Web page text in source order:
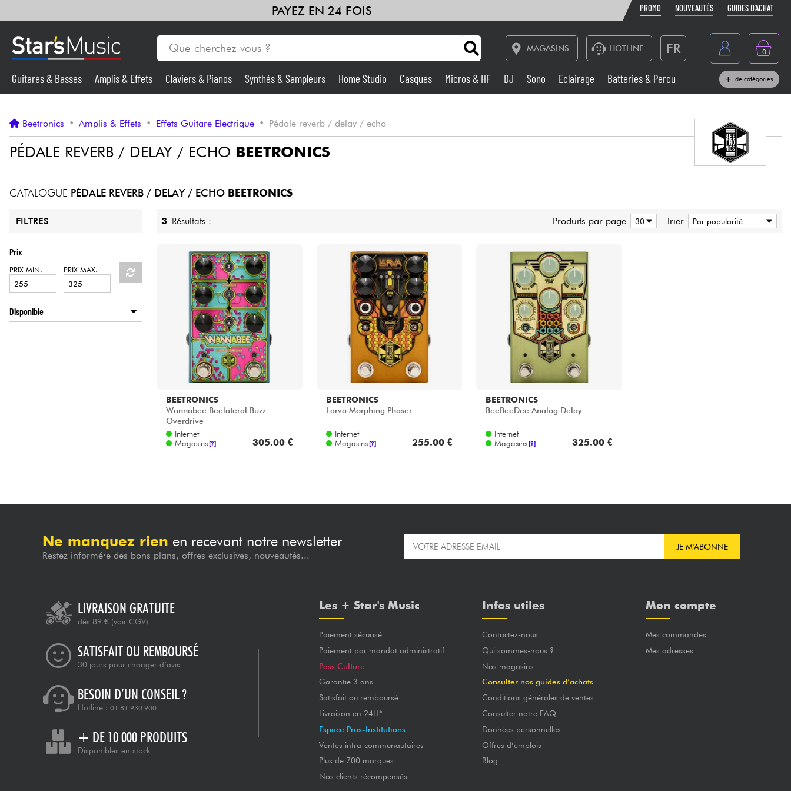
PAYEZ EN 24 FOIS PROMO NOUVEAUTÉS GUIDES D'ACHAT
MAGASINS HOTLINE FR
Belgique
België
0
Synthés & Sampleurs Home Studio Casques
HiFi
Voir nos marques
Guitares & Basses Amplis & Effets Claviers & Pianos Synthés & Sampleurs Home Studio Casques Micros & HF DJ Sono Eclairage
Batteries & Percu
de catégories
Beetronics • Amplis & Effets • Effets Guitare Electrique • Pédale reverb / delay / echo
PÉDALE REVERB / DELAY / ECHO BEETRONICS
CATALOGUE PÉDALE REVERB / DELAY / ECHO BEETRONICS
FILTRES
Prix
PRIX MIN. PRIX MAX.
Disponible
3 Résultats : Produits par page Trier
BEETRONICS
Wannabee Beelateral Buzz
Overdrive
Internet
Magasins[?] 305.00 €
BEETRONICS
Larva Morphing Phaser
Internet
Magasins [?] 255.00 €
BEETRONICS
BeeBeeDee Analog Delay
Internet
Magasins[?] 325.00 €
Ne manquez rien en recevant notre newsletter
Restez informé·e des bons plans, offres exclusives, nouveautés...
JE M'ABONNE
LIVRAISON GRATUITE
dès 89 € (voir CGV)
SATISFAIT OU REMBOURSÉ
30 jours pour changer d’avis
BESOIN D’UN CONSEIL ?
Hotline : 01 81 930 900
+ DE 10 000 PRODUITS
Disponibles en stock
Les + Star's Music
Paiement sécurisé
Paiement par mandat administratif
Pass Culture
Garantie 3 ans
Satisfait ou remboursé
Livraison en 24H*
Espace Pros-Institutions
Ventes intra-communautaires
Plus de 700 marques
Nos clients récompensés
Infos utiles
Contactez-nous
Qui sommes-nous ?
Nos magasins
Consulter nos guides d’achats
Conditions générales de ventes
Consulter notre FAQ
Données personnelles
Offres d’emplois
Blog
Mon compte
Mes commandes
Mes adresses